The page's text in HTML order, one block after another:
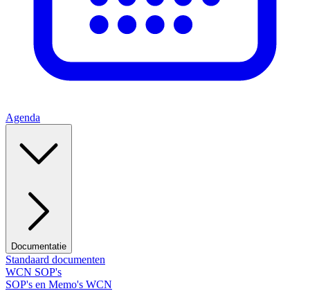
Agenda
Documentatie
Standaard documenten
WCN SOP's
SOP's en Memo's WCN